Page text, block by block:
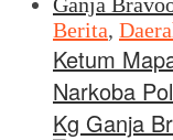
Berita,
Ketum
Narkoba
Kg Ganja